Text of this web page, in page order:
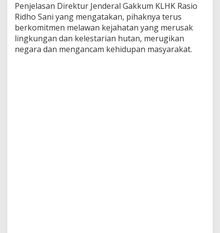
S
a
p
k
a
Penjelasan Direktur Jenderal Gakkum KLHK Rasio
Ridho Sani yang mengatakan, pihaknya terus
berkomitmen melawan kejahatan yang merusak
lingkungan dan kelestarian hutan, merugikan
negara dan mengancam kehidupan masyarakat.